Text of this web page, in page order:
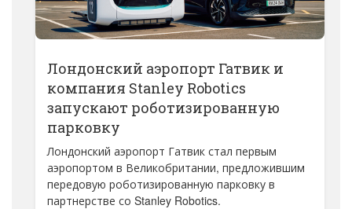
Лондонский аэропорт Гатвик и
компания Stanley Robotics
запускают роботизированную
парковку
Лондонский аэропорт Гатвик стал первым
аэропортом в Великобритании, предложившим
передовую роботизированную парковку в
партнерстве со Stanley Robotics.